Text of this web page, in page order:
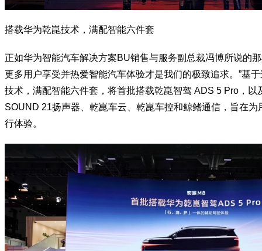
搭载华为乾崑技术，满配智能六件套
正如华为智能汽车解决方案BU销售与服务副总裁冯博所说的
更多用户享受并热爱智能汽车体验才是我们的极致追求。”基
技术，满配智能六件套，将首批搭载乾崑智驾 ADS 5 Pro，
SOUND 21扬声器、乾崑车云、乾崑车控和鲸鳍通信，旨在
行体验。